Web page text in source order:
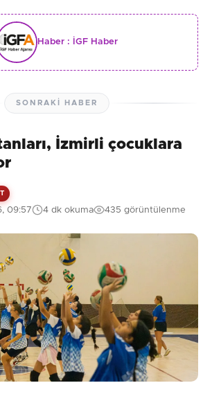
Haber : İGF Haber
SONRAKI HABER
İzmirli çocuklara
09:57 4 dk okuma 435 görüntülenme